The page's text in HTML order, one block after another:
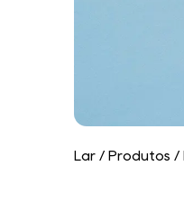
Lar / Produtos /